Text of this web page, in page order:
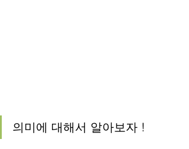
의미에 대해서 알아보자 !